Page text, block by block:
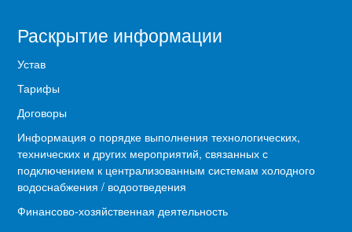
Раскрытие информации
Устав
Тарифы
Договоры
Информация о порядке выполнения технологических,
технических и других мероприятий, связанных с
подключением к централизованным системам холодного
водоснабжения / водоотведения
Финансово-хозяйственная деятельность